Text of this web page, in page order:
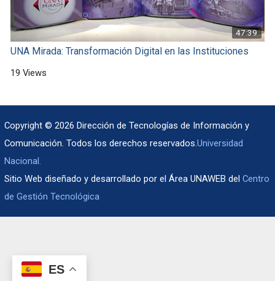
ES
47:39
UNA Mirada: Transformación Digital en las Instituciones
19 Views
Copyright © 2026 Dirección de Tecnologías de Información y
Comunicación. Todos los derechos reservados.Universidad
Nacional.
Sitio Web diseñado y desarrollado por el Área UNAWEB del Centro
de Gestión Tecnológica